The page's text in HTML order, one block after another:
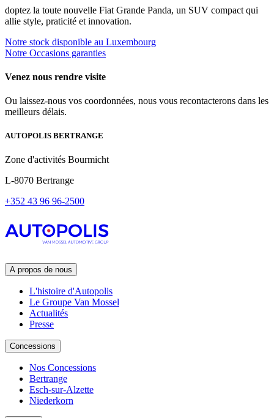
doptez la toute nouvelle Fiat Grande Panda, un SUV compact qui
allie style, praticité et innovation.
Notre stock disponible au Luxembourg
Notre Occasions garanties
Venez nous rendre visite
Ou laissez-nous vos coordonnées, nous vous recontacterons dans les
meilleurs délais.
AUTOPOLIS BERTRANGE
Zone d'activités Bourmicht
L-8070 Bertrange
+352 43 96 96-2500
A propos de nous
L'histoire d'Autopolis
Le Groupe Van Mossel
Actualités
Presse
Concessions
Nos Concessions
Bertrange
Esch-sur-Alzette
Niederkorn